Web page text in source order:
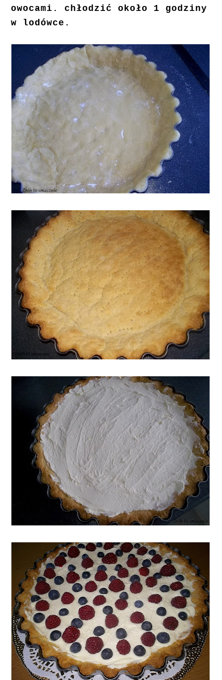
owocami. chłodzić około 1 godziny
w lodówce.